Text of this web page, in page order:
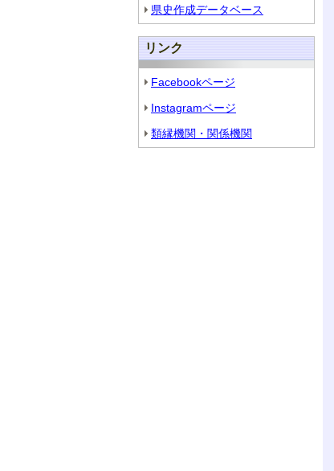
県史作成データベース
リンク
Facebookページ
Instagramページ
類縁機関・関係機関